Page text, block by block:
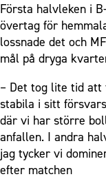
Första halvleken i
övertag för
lossnade det och
mål på dryga
– Det tog lite tid att
stabila i sitt
där vi har större
anfallen. I andra
jag tycker vi
efter matchen